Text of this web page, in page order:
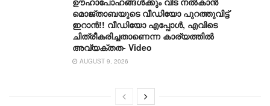
മൊജ്താബയുടെ വീഡിയോ പുറത്തുവിട്ട്
ഇറാൻ!! വീഡിയോ എപ്പോൾ, എവിടെ
ചിത്രീകരിച്ചതാണെന്ന കാര്യത്തിൽ
അവ്യക്തത- Video
AUGUST 9, 2026